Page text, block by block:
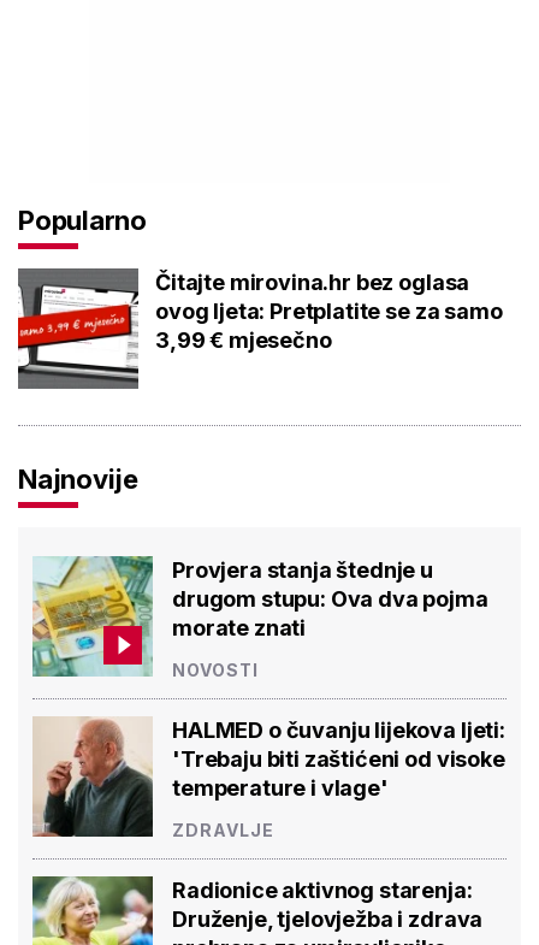
Popularno
Čitajte mirovina.hr bez oglasa
ovog ljeta: Pretplatite se za samo
3,99 € mjesečno
Najnovije
Provjera stanja štednje u
drugom stupu: Ova dva pojma
morate znati
NOVOSTI
HALMED o čuvanju lijekova ljeti:
'Trebaju biti zaštićeni od visoke
temperature i vlage'
ZDRAVLJE
Radionice aktivnog starenja:
Druženje, tjelovježba i zdrava